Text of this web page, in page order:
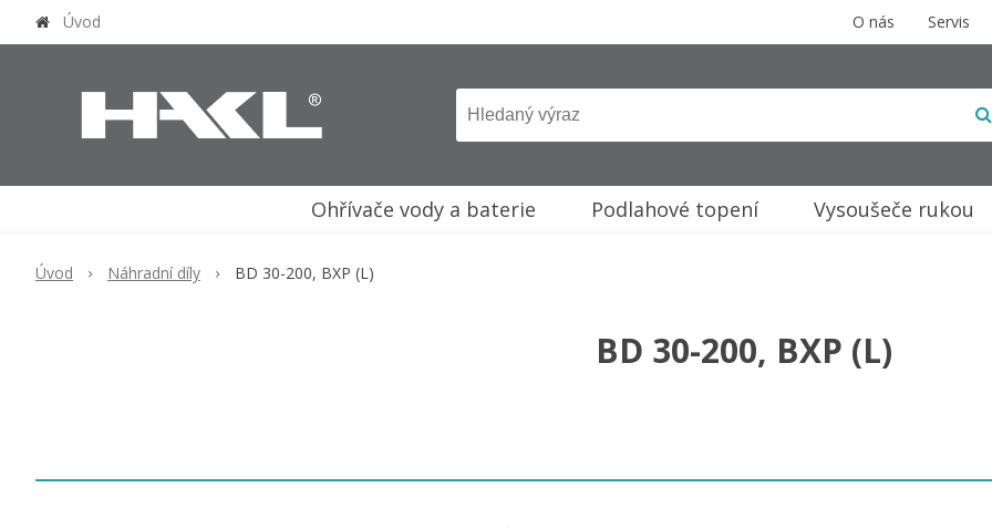
Úvod O nás Servis
Ohřívače vody a baterie Podlahové topení Vysoušeče rukou
Úvod Náhradní díly BD 30-200, BXP (L)
BD 30-200, BXP (L)